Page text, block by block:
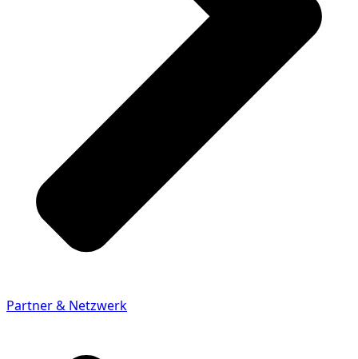
Partner & Netzwerk